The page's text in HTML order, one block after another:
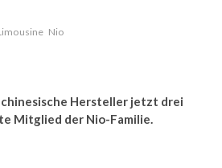
Nio
chinesische Hersteller jetzt drei
Mitglied der Nio-Familie.